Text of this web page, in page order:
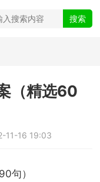
（精选60
11-16 19:03
句）